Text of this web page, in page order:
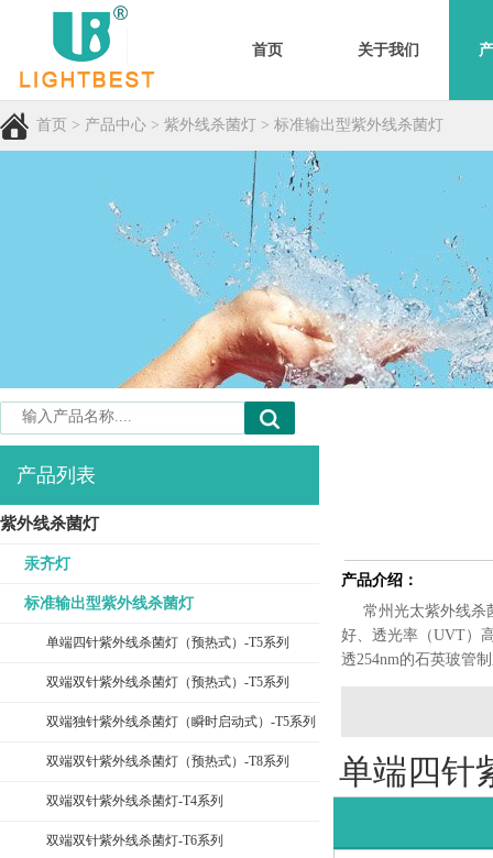
首页 关于我们
首页 > 产品中心 > 紫外线杀菌灯 > 标准输出型紫外线杀菌灯
产品列表
紫外线杀菌灯
汞齐灯
标准输出型紫外线杀菌灯
单端四针紫外线杀菌灯（预热式）-T5系列
双端双针紫外线杀菌灯（预热式）-T5系列
双端独针紫外线杀菌灯（瞬时启动式）-T5系列
双端双针紫外线杀菌灯（预热式）-T8系列
双端双针紫外线杀菌灯-T4系列
双端双针紫外线杀菌灯-T6系列
产品介绍：
常州光太紫外线杀
好、透光率（UVT）
透254nm的石英玻管
单端四针